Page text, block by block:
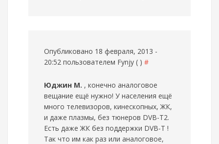
Опубликовано 18 февраля, 2013 -
20:52 пользователем Fynjy ( ) #
Юджин М. , конечно аналоговое
вещание ещё нужно! У населения ещё
много телевизоров, кинескопных, ЖК,
и даже плазмы, без тюнеров DVB-T2.
Есть даже ЖК без поддержки DVB-T !
Так что им как раз или аналоговое,